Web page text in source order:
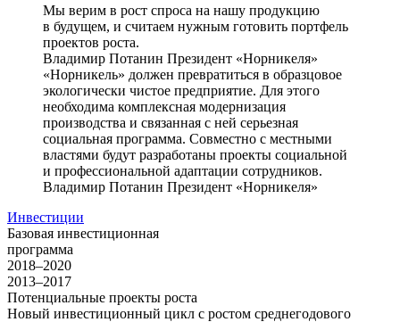
Мы верим в рост спроса на нашу продукцию
в будущем, и считаем нужным готовить портфель
проектов роста.
Владимир Потанин Президент «Норникеля»
«Норникель» должен превратиться в образцовое
экологически чистое предприятие. Для этого
необходима комплексная модернизация
производства и связанная с ней серьезная
социальная программа. Совместно с местными
властями будут разработаны проекты социальной
и профессиональной адаптации сотрудников.
Владимир Потанин Президент «Норникеля»
Инвестиции
Базовая инвестиционная
программа
2018–2020
2013–2017
Потенциальные проекты роста
Новый инвестиционный цикл с ростом среднегодового